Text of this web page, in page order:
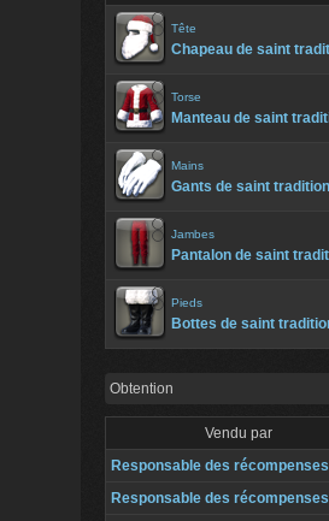
Tête
Chapeau de saint
Torse
Manteau de saint
Mains
Gants de saint
Jambes
Pantalon de saint
Pieds
Bottes de saint
Obtention
Vendu par
Responsable des récompenses
Responsable des récompenses